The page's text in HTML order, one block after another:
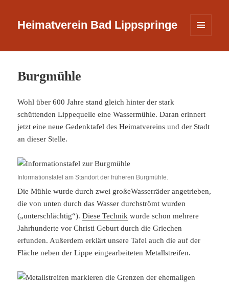
Heimatverein Bad Lippspringe
WIDGETS
Burgmühle
Wohl über 600 Jahre stand gleich hinter der stark
schüttenden Lippequelle eine Wassermühle. Daran erinnert
jetzt eine neue Gedenktafel des Heimatvereins und der Stadt
an dieser Stelle.
Informationstafel am Standort der früheren Burgmühle.
Die Mühle wurde durch zwei großeWasserräder angetrieben,
die von unten durch das Wasser durchströmt wurden
(„unterschlächtig“).Diese Technik wurde schon mehrere
Jahrhunderte vor Christi Geburt durch die Griechen
erfunden. Außerdem erklärt unsere Tafel auch die auf der
Fläche neben der Lippe eingearbeiteten Metallstreifen.